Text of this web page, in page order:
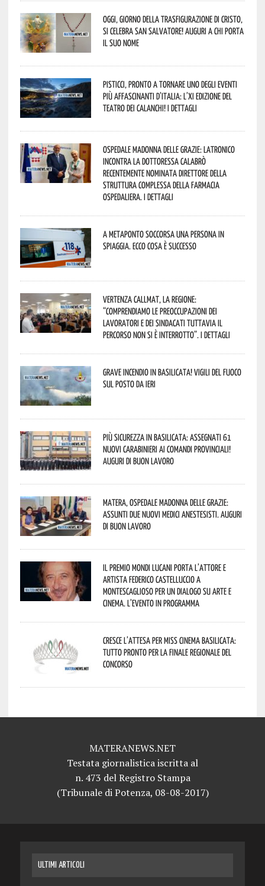
Oggi, giorno della Trasfigurazione di Cristo,
si celebra San Salvatore! Auguri a chi porta
il suo nome
Pisticci, pronto a tornare uno degli eventi
più affascinanti d’Italia: l’XI edizione del
Teatro dei Calanchi! I dettagli
Ospedale Madonna delle Grazie: Latronico
incontra la dottoressa Calabrò
recentemente nominata Direttore della
Struttura Complessa della Farmacia
Ospedaliera. I dettagli
A Metaponto soccorsa una persona in
spiaggia. Ecco cosa è successo
Vertenza CallMat, la Regione:
“comprendiamo le preoccupazioni dei
lavoratori e dei sindacati tuttavia il
percorso non si è interrotto”. I dettagli
Grave incendio in Basilicata! Vigili del fuoco
sul posto da ieri
Più sicurezza in Basilicata: assegnati 61
nuovi Carabinieri ai Comandi provinciali!
Auguri di buon lavoro
Matera, Ospedale Madonna delle Grazie:
assunti due nuovi medici anestesisti. Auguri
di buon lavoro
Il Premio Mondi Lucani porta l’attore e
artista Federico Castelluccio a
Montescaglioso per un dialogo su arte e
cinema. L’evento in programma
Cresce l’attesa per Miss Cinema Basilicata:
tutto pronto per la finale regionale del
concorso
MATERANEWS.NET
Testata giornalistica iscritta al
n. 473 del Registro Stampa
(Tribunale di Potenza, 08-08-2017)
ULTIMI ARTICOLI